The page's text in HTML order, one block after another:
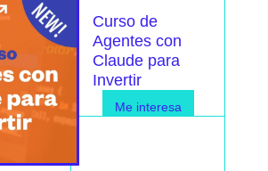
Curso de
Agentes con
Claude para
Invertir
Me interesa